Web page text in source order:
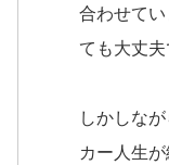
合わせて
ても大丈夫
しかしな
カー人生